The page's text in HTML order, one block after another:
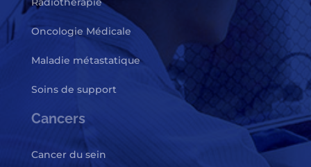
Oncologie Médicale
Maladie métastatique
Soins de support
Cancers
Cancer du sein